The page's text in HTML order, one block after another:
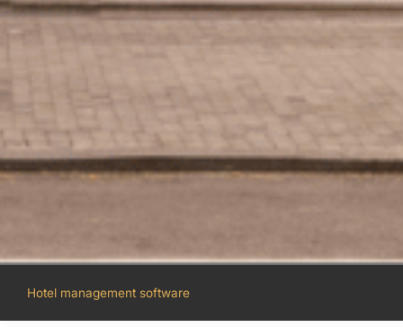
Hotel management software